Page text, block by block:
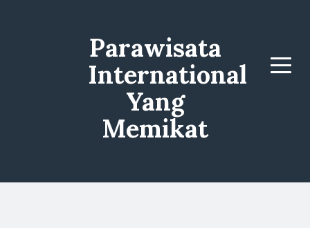
Parawisata
International
Yang
Memikat
Menu